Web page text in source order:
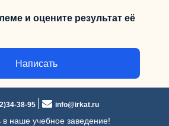
и оцените результат её
Написать
38-95 info@irkat.ru
наше учебное заведение!